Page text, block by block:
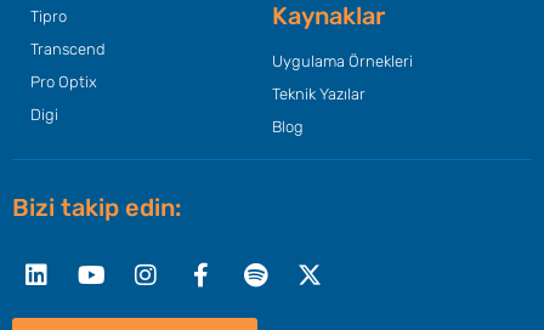
Tipro
Transcend
Pro Optix
Digi
Kaynaklar
Uygulama Örnekleri
Teknik Yazılar
Blog
Bizi takip edin:
f
twitter